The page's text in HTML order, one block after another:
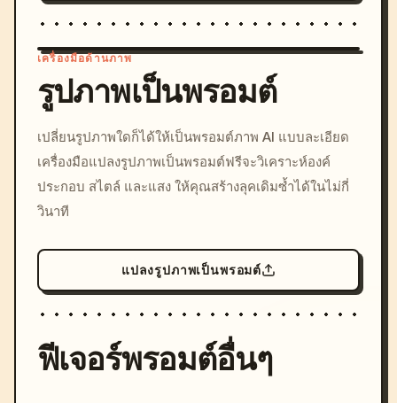
c, cyberpunk sunset, neon
colors, 8k --v 6.0
เครื่องมือด้านภาพ
รูปภาพเป็นพรอมต์
เปลี่ยนรูปภาพใดก็ได้ให้เป็นพรอมต์ภาพ AI แบบละเอียด
เครื่องมือแปลงรูปภาพเป็นพรอมต์ฟรีจะวิเคราะห์องค์
ประกอบ สไตล์ และแสง ให้คุณสร้างลุคเดิมซ้ำได้ในไม่กี่
วินาที
แปลงรูปภาพเป็นพรอมต์
ฟีเจอร์พรอมต์อื่นๆ